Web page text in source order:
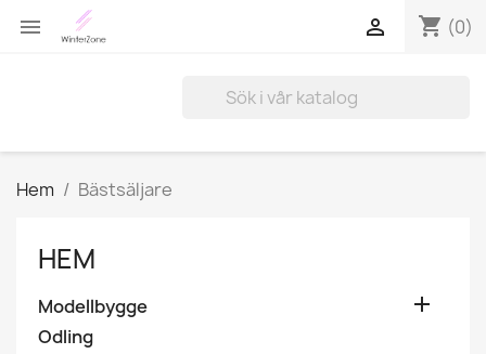
 shopping_cart (0)

Hem Bästsäljare
HEM
Modellbygge 
Odling